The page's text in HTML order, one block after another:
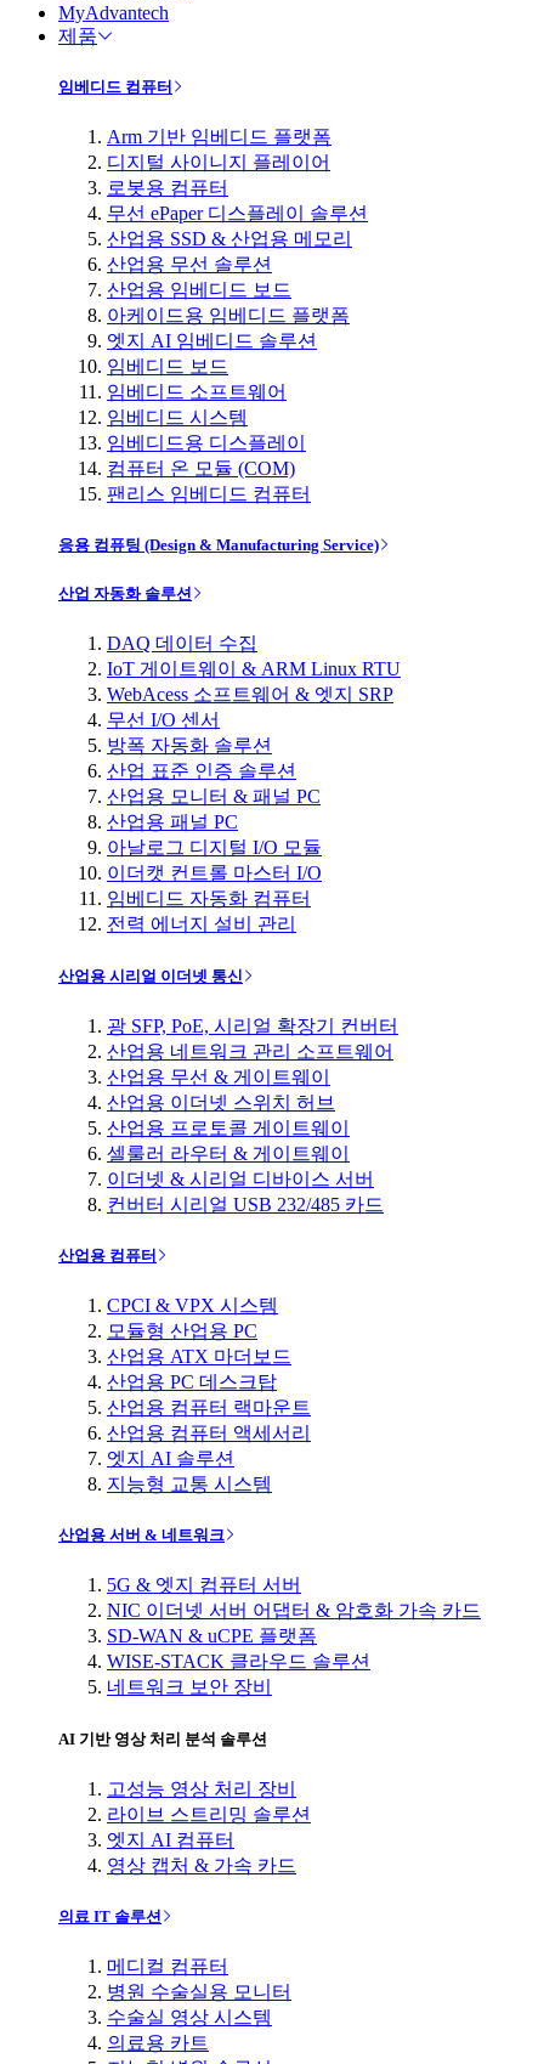
MyAdvantech
제품
임베디드 컴퓨터
Arm 기반 임베디드 플랫폼
디지털 사이니지 플레이어
로봇용 컴퓨터
무선 ePaper 디스플레이 솔루션
산업용 SSD & 산업용 메모리
산업용 무선 솔루션
산업용 임베디드 보드
아케이드용 임베디드 플랫폼
엣지 AI 임베디드 솔루션
임베디드 보드
임베디드 소프트웨어
임베디드 시스템
임베디드용 디스플레이
컴퓨터 온 모듈 (COM)
팬리스 임베디드 컴퓨터
응용 컴퓨팅 (Design & Manufacturing Service)
산업 자동화 솔루션
DAQ 데이터 수집
IoT 게이트웨이 & ARM Linux RTU
WebAcess 소프트웨어 & 엣지 SRP
무선 I/O 센서
방폭 자동화 솔루션
산업 표준 인증 솔루션
산업용 모니터 & 패널 PC
산업용 패널 PC
아날로그 디지털 I/O 모듈
이더캣 컨트롤 마스터 I/O
임베디드 자동화 컴퓨터
전력 에너지 설비 관리
산업용 시리얼 이더넷 통신
광 SFP, PoE, 시리얼 확장기 컨버터
산업용 네트워크 관리 소프트웨어
산업용 무선 & 게이트웨이
산업용 이더넷 스위치 허브
산업용 프로토콜 게이트웨이
셀룰러 라우터 & 게이트웨이
이더넷 & 시리얼 디바이스 서버
컨버터 시리얼 USB 232/485 카드
산업용 컴퓨터
CPCI & VPX 시스템
모듈형 산업용 PC
산업용 ATX 마더보드
산업용 PC 데스크탑
산업용 컴퓨터 랙마운트
산업용 컴퓨터 액세서리
엣지 AI 솔루션
지능형 교통 시스템
산업용 서버 & 네트워크
5G & 엣지 컴퓨터 서버
NIC 이더넷 서버 어댑터 & 암호화 가속 카드
SD-WAN & uCPE 플랫폼
WISE-STACK 클라우드 솔루션
네트워크 보안 장비
AI 기반 영상 처리 분석 솔루션
고성능 영상 처리 장비
라이브 스트리밍 솔루션
엣지 AI 컴퓨터
영상 캡처 & 가속 카드
의료 IT 솔루션
메디컬 컴퓨터
병원 수술실용 모니터
수술실 영상 시스템
의료용 카트